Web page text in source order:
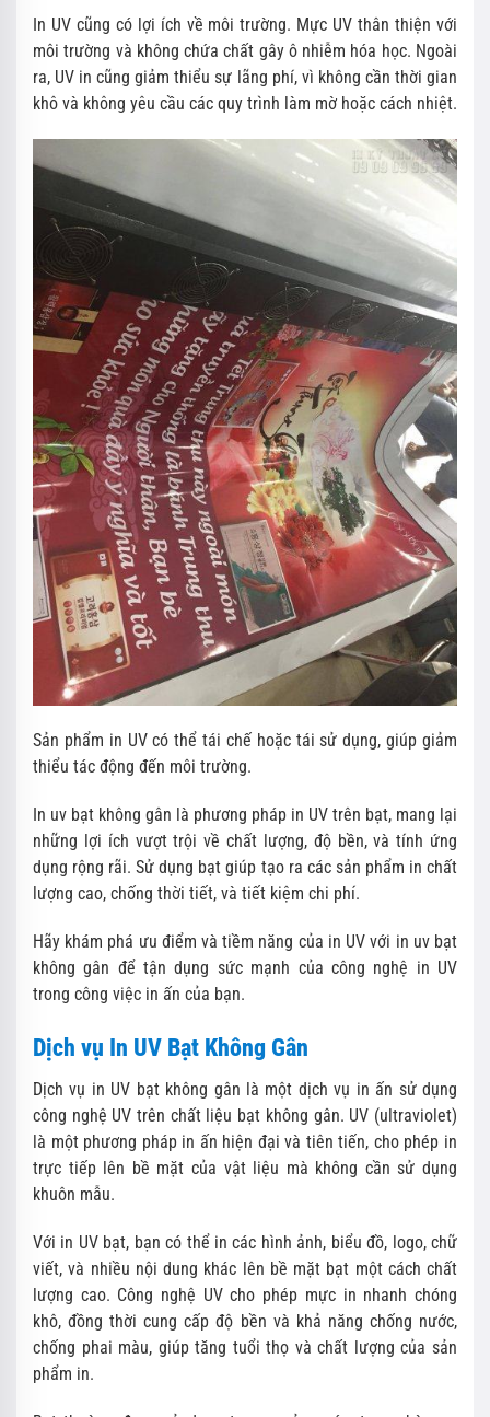
In UV cũng có lợi ích về môi trường. Mực UV thân thiện với
môi trường và không chứa chất gây ô nhiễm hóa học. Ngoài
ra, UV in cũng giảm thiểu sự lãng phí, vì không cần thời gian
khô và không yêu cầu các quy trình làm mờ hoặc cách nhiệt.
Sản phẩm in UV có thể tái chế hoặc tái sử dụng, giúp giảm
thiểu tác động đến môi trường.
In uv bạt không gân là phương pháp in UV trên bạt, mang lại
những lợi ích vượt trội về chất lượng, độ bền, và tính ứng
dụng rộng rãi. Sử dụng bạt giúp tạo ra các sản phẩm in chất
lượng cao, chống thời tiết, và tiết kiệm chi phí.
Hãy khám phá ưu điểm và tiềm năng của in UV với in uv bạt
không gân để tận dụng sức mạnh của công nghệ in UV
trong công việc in ấn của bạn.
Dịch vụ In UV Bạt Không Gân
Dịch vụ in UV bạt không gân là một dịch vụ in ấn sử dụng
công nghệ UV trên chất liệu bạt không gân. UV (ultraviolet)
là một phương pháp in ấn hiện đại và tiên tiến, cho phép in
trực tiếp lên bề mặt của vật liệu mà không cần sử dụng
khuôn mẫu.
Với in UV bạt, bạn có thể in các hình ảnh, biểu đồ, logo, chữ
viết, và nhiều nội dung khác lên bề mặt bạt một cách chất
lượng cao. Công nghệ UV cho phép mực in nhanh chóng
khô, đồng thời cung cấp độ bền và khả năng chống nước,
chống phai màu, giúp tăng tuổi thọ và chất lượng của sản
phẩm in.